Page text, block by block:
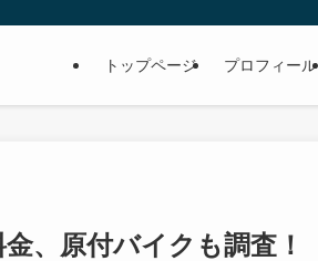
トップページ プロフィール
、原付バイクも調査！